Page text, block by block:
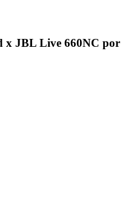
x JBL Live 660NC por